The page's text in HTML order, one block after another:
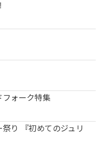
フォーク特集
り 『初めてのジュリ